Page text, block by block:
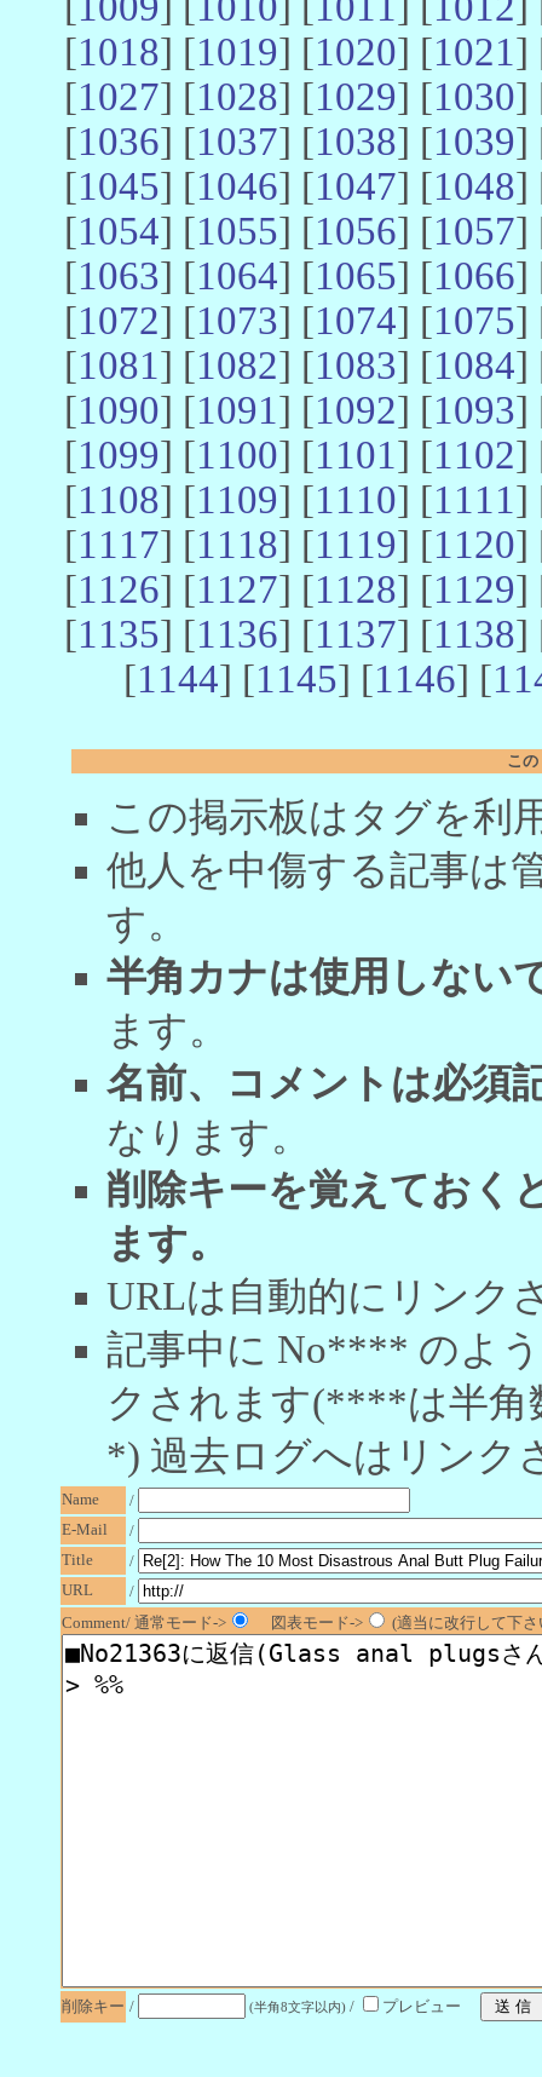
[1018] [1019] [1020] [1021]
[1027] [1028] [1029] [1030]
[1036] [1037] [1038] [1039]
[1045] [1046] [1047] [1048]
[1054] [1055] [1056] [1057]
[1063] [1064] [1065] [1066]
[1072] [1073] [1074] [1075]
[1081] [1082] [1083] [1084]
[1090] [1091] [1092] [1093]
[1099] [1100] [1101] [1102]
[1108] [1109] [1110] [1111]
[1117] [1118] [1119] [1120]
[1126] [1127] [1128] [1129]
[1135] [1136] [1137] [1138]
[1144] [1145] [1146] [
こ
この掲示板はタグを利
他人を中傷する記事は
す。
半角カナは使用しない
ます。
名前、コメントは必須
なります。
削除キーを覚えておく
ます。
URLは自動的にリンク
記事中に No**** のよ
クされます(****は半角
*) 過去ログへはリンク
Name
/
E-Mail
/
Title
/
URL
/
Comment/ 通常モード->
図表モード-> (適当に改行して下
削除キー / (半角8文字以内) / プレビュー